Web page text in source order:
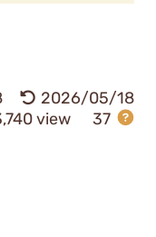
2026/05/18
view
37